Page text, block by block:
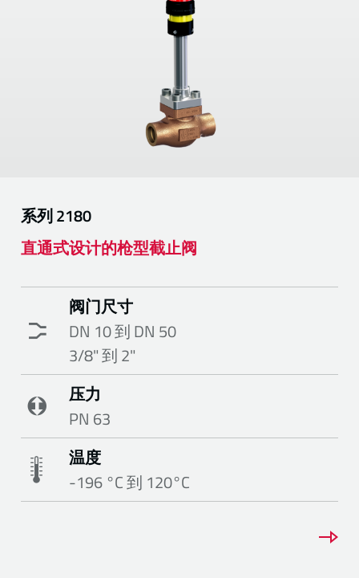
系列2180
直通式设计的枪型截止阀
阀门尺寸
DN 10 到 DN 50
3/8" 到 2"
压力
PN 63
温度
-196 °C 到 120°C